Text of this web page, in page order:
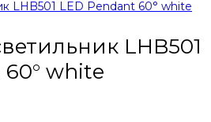
LHB501
white